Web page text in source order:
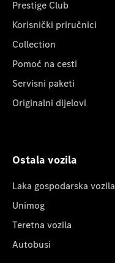
Prestige Club
Korisnički priručnici
Collection
Pomoć na cesti
Servisni paketi
Originalni dijelovi
Ostala vozila
Laka gospodarska vozila
Unimog
Teretna vozila
Autobusi